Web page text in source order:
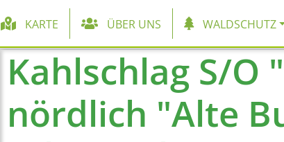
Hauptnavigation
KARTE ÜBER UNS WALDSCHUTZ
Kahlschlag S/O
nördlich "Alte